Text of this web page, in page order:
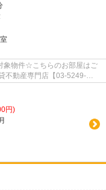
象物件☆こちらのお部屋はご
不動産専門店【03-5249-
円)